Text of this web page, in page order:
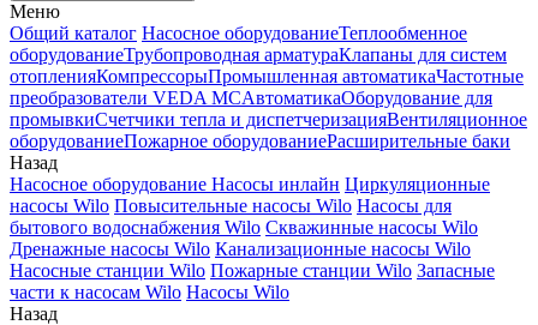
Меню
Общий каталог Насосное оборудованиеТеплообменное
оборудованиеТрубопроводная арматураКлапаны для систем
отопленияКомпрессорыПромышленная автоматикаЧастотные
преобразователи VEDA MCАвтоматикаОборудование для
промывкиСчетчики тепла и диспетчеризацияВентиляционное
оборудованиеПожарное оборудованиеРасширительные баки
Назад
Насосное оборудование Насосы инлайн Циркуляционные
насосы Wilo Повысительные насосы Wilo Насосы для
бытового водоснабжения Wilo Скважинные насосы Wilo
Дренажные насосы Wilo Канализационные насосы Wilo
Насосные станции Wilo Пожарные станции Wilo Запасные
части к насосам Wilo Насосы Wilo
Назад